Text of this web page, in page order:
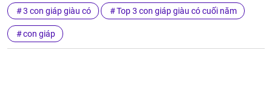
3 con giáp giàu có Top 3 con giáp giàu có cuối năm
con giáp